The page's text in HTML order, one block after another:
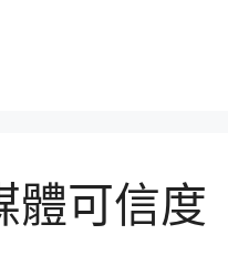
體可信度